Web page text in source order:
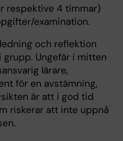
respektive 4 timmar)
examination.
och reflektion
Ungefär i mitten
lärare,
för en avstämning,
är att i god tid
riskerar att inte uppnå